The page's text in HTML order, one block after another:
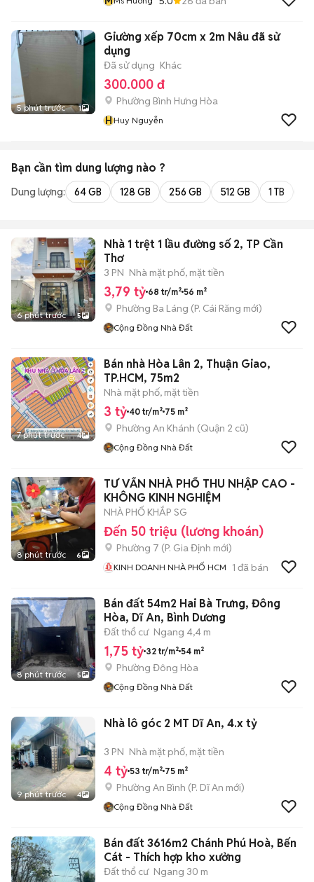
5 phút trước 1
Giường xếp 70cm x 2m Nâu đã sử
dụng
Đã sử dụng Khác
300.000 đ
Phường Bình Hưng Hòa
HHuy Nguyễn
Bạn cần tìm dung lượng nào ?
Dung lượng: 64 GB 128 GB 256 GB 512 GB 1 TB
6 phút trước 5
Nhà 1 trệt 1 lầu đường số 2, TP Cần
Thơ
3 PN Nhà mặt phố, mặt tiền
3,79 tỷ 68 tr/m² 56 m²
Phường Ba Láng (P. Cái Răng mới)
Cộng Đồng Nhà Đất
7 phút trước 4
Bán nhà Hòa Lân 2, Thuận Giao,
TP.HCM, 75m2
Nhà mặt phố, mặt tiền
3 tỷ 40 tr/m² 75 m²
Phường An Khánh (Quận 2 cũ)
Cộng Đồng Nhà Đất
8 phút trước 6
TƯ VẤN NHÀ PHỐ THU NHẬP CAO -
KHÔNG KINH NGHIỆM
NHÀ PHỐ KHẮP SG
Đến 50 triệu (lương khoán)
Phường 7 (P. Gia Định mới)
KINH DOANH NHÀ PHỐ HCM 1 đã bán
8 phút trước 5
Bán đất 54m2 Hai Bà Trưng, Đông
Hòa, Dĩ An, Bình Dương
Đất thổ cư Ngang 4,4 m
1,75 tỷ 32 tr/m² 54 m²
Phường Đông Hòa
Cộng Đồng Nhà Đất
9 phút trước 4
Nhà lô góc 2 MT Dĩ An, 4.x tỷ
3 PN Nhà mặt phố, mặt tiền
4 tỷ 53 tr/m² 75 m²
Phường An Bình (P. Dĩ An mới)
Cộng Đồng Nhà Đất
Bán đất 3616m2 Chánh Phú Hoà, Bến
Cát - Thích hợp kho xưởng
Đất thổ cư Ngang 30 m